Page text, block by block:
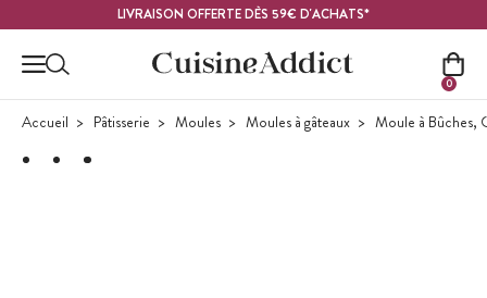
LIVRAISON OFFERTE DÈS 59€ D'ACHATS*
0
Accueil Pâtisserie Moules Moules à gâteaux Moule à Bûches,